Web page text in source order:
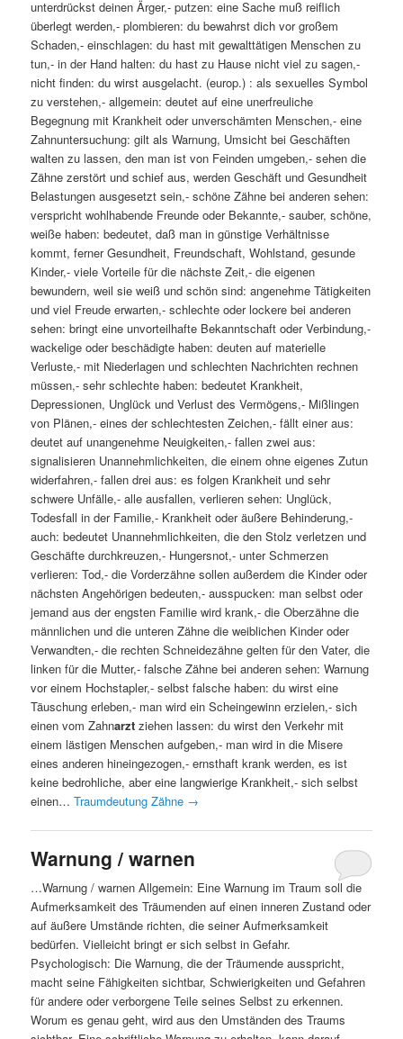
unterdrückst deinen Ärger,- putzen: eine Sache muß reiflich
überlegt werden,- plombieren: du bewahrst dich vor großem
Schaden,- einschlagen: du hast mit gewalttätigen Menschen zu
tun,- in der Hand halten: du hast zu Hause nicht viel zu sagen,-
nicht finden: du wirst ausgelacht. (europ.) : als sexuelles Symbol
zu verstehen,- allgemein: deutet auf eine unerfreuliche
Begegnung mit Krankheit oder unverschämten Menschen,- eine
Zahnuntersuchung: gilt als Warnung, Umsicht bei Geschäften
walten zu lassen, den man ist von Feinden umgeben,- sehen die
Zähne zerstört und schief aus, werden Geschäft und Gesundheit
Belastungen ausgesetzt sein,- schöne Zähne bei anderen sehen:
verspricht wohlhabende Freunde oder Bekannte,- sauber, schöne,
weiße haben: bedeutet, daß man in günstige Verhältnisse
kommt, ferner Gesundheit, Freundschaft, Wohlstand, gesunde
Kinder,- viele Vorteile für die nächste Zeit,- die eigenen
bewundern, weil sie weiß und schön sind: angenehme Tätigkeiten
und viel Freude erwarten,- schlechte oder lockere bei anderen
sehen: bringt eine unvorteilhafte Bekanntschaft oder Verbindung,-
wackelige oder beschädigte haben: deuten auf materielle
Verluste,- mit Niederlagen und schlechten Nachrichten rechnen
müssen,- sehr schlechte haben: bedeutet Krankheit,
Depressionen, Unglück und Verlust des Vermögens,- Mißlingen
von Plänen,- eines der schlechtesten Zeichen,- fällt einer aus:
deutet auf unangenehme Neuigkeiten,- fallen zwei aus:
signalisieren Unannehmlichkeiten, die einem ohne eigenes Zutun
widerfahren,- fallen drei aus: es folgen Krankheit und sehr
schwere Unfälle,- alle ausfallen, verlieren sehen: Unglück,
Todesfall in der Familie,- Krankheit oder äußere Behinderung,-
auch: bedeutet Unannehmlichkeiten, die den Stolz verletzen und
Geschäfte durchkreuzen,- Hungersnot,- unter Schmerzen
verlieren: Tod,- die Vorderzähne sollen außerdem die Kinder oder
nächsten Angehörigen bedeuten,- ausspucken: man selbst oder
jemand aus der engsten Familie wird krank,- die Oberzähne die
männlichen und die unteren Zähne die weiblichen Kinder oder
Verwandten,- die rechten Schneidezähne gelten für den Vater, die
linken für die Mutter,- falsche Zähne bei anderen sehen: Warnung
vor einem Hochstapler,- selbst falsche haben: du wirst eine
Täuschung erleben,- man wird ein Scheingewinn erzielen,- sich
einen vom Zahnarzt ziehen lassen: du wirst den Verkehr mit
einem lästigen Menschen aufgeben,- man wird in die Misere
eines anderen hineingezogen,- ernsthaft krank werden, es ist
keine bedrohliche, aber eine langwierige Krankheit,- sich selbst
einen…Traumdeutung Zähne →
Warnung / warnen
…Warnung / warnen Allgemein: Eine Warnung im Traum soll die
Aufmerksamkeit des Träumenden auf einen inneren Zustand oder
auf äußere Umstände richten, die seiner Aufmerksamkeit
bedürfen. Vielleicht bringt er sich selbst in Gefahr.
Psychologisch: Die Warnung, die der Träumende ausspricht,
macht seine Fähigkeiten sichtbar, Schwierigkeiten und Gefahren
für andere oder verborgene Teile seines Selbst zu erkennen.
Worum es genau geht, wird aus den Umständen des Traums